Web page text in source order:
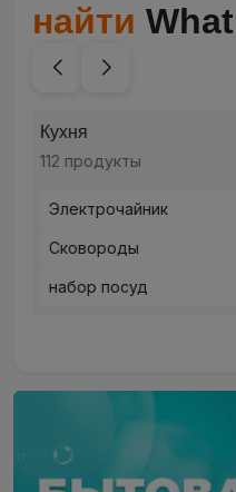
найти
Кухня
112 продукты
Электрочайник
Сковороды
набор посуд